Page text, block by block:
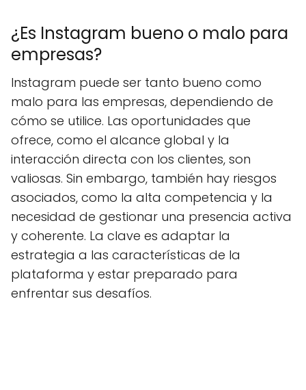
¿Es Instagram bueno o malo para
empresas?
Instagram puede ser tanto bueno como
malo para las empresas, dependiendo de
cómo se utilice. Las oportunidades que
ofrece, como el alcance global y la
interacción directa con los clientes, son
valiosas. Sin embargo, también hay riesgos
asociados, como la alta competencia y la
necesidad de gestionar una presencia activa
y coherente. La clave es adaptar la
estrategia a las características de la
plataforma y estar preparado para
enfrentar sus desafíos.